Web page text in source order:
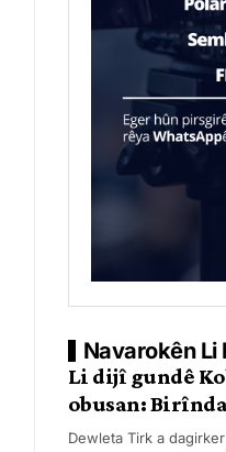
Navarokên Li
Li dijî gundê
obusan:
Dewleta Tirk a